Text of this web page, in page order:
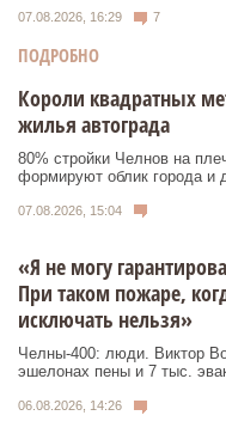
07.08.2026, 16:29 7
ПОДРОБНО
Короли квадратных
жилья автограда
80% стройки Челнов на
формируют облик города и
07.08.2026, 15:04
«Я не могу
При таком пожаре,
исключать нельзя»
Челны-400: люди. Виктор
эшелонах пены и 7 тыс.
06.08.2026, 14:26